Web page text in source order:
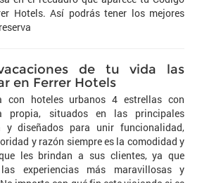
Hotels. Así podrás tener los mejores
de tu vida las
en Ferrer Hotels
con hoteles urbanos 4 estrellas con
propia, situados en las principales
y diseñados para unir funcionalidad,
y razón siempre es la comodidad y
les brindan a sus clientes, ya que
experiencias más maravillosas y